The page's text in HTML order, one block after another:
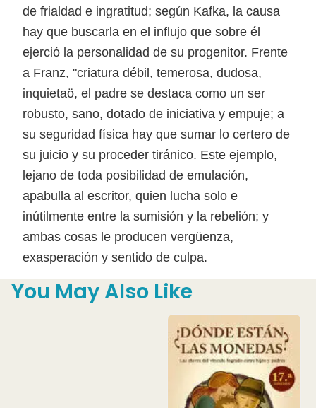
de frialdad e ingratitud; según Kafka, la causa
hay que buscarla en el influjo que sobre él
ejerció la personalidad de su progenitor. Frente
a Franz, "criatura débil, temerosa, dudosa,
inquietaö, el padre se destaca como un ser
robusto, sano, dotado de iniciativa y empuje; a
su seguridad física hay que sumar lo certero de
su juicio y su proceder tiránico. Este ejemplo,
lejano de toda posibilidad de emulación,
apabulla al escritor, quien lucha solo e
inútilmente entre la sumisión y la rebelión; y
ambas cosas le producen vergüenza,
exasperación y sentido de culpa.
You May Also Like